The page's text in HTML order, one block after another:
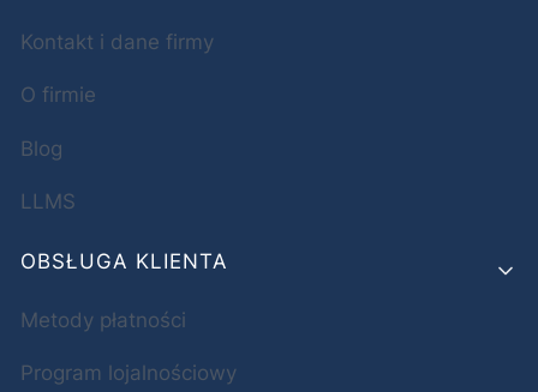
Kontakt i dane firmy
O firmie
Blog
LLMS
OBSŁUGA KLIENTA
Metody płatności
Program lojalnościowy